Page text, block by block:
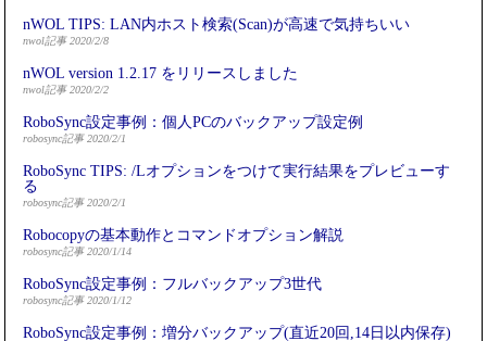
nWOL TIPS: LAN内ホスト検索(Scan)が高速で気持ちいい
nwol記事 2020/2/8
nWOL version 1.2.17 をリリースしました
nwol記事 2020/2/2
RoboSync設定事例：個人PCのバックアップ設定例
robosync記事 2020/2/1
RoboSync TIPS: /Lオプションをつけて実行結果をプレビューす
る
robosync記事 2020/2/1
Robocopyの基本動作とコマンドオプション解説
robosync記事 2020/1/14
RoboSync設定事例：フルバックアップ3世代
robosync記事 2020/1/12
RoboSync設定事例：増分バックアップ(直近20回,14日以内保存)